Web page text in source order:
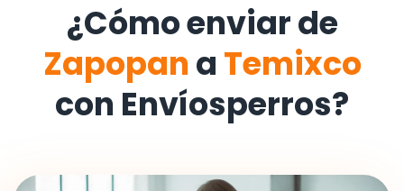
¿Cómo enviar de
Zapopan a Temixco
con Envíosperros?